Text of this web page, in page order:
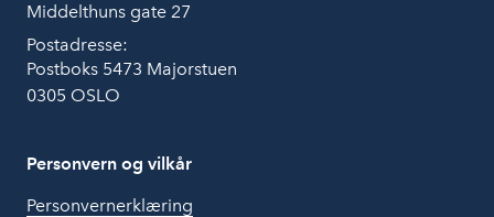
Middelthuns gate 27
Postadresse:
Postboks 5473 Majorstuen
0305 OSLO
Personvern og vilkår
Personvernerklæring